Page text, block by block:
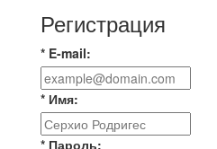
Регистрация
* E-mail:
* Имя:
* Пароль: